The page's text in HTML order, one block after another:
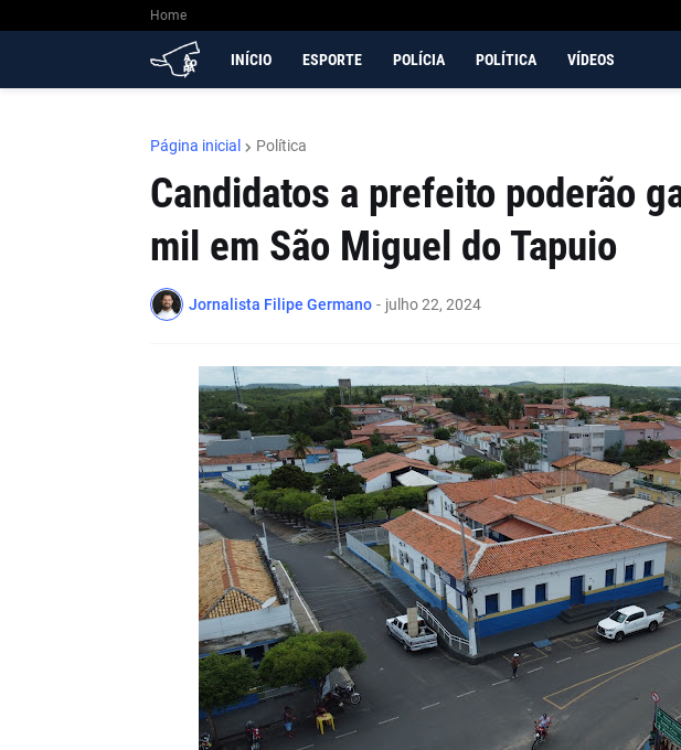
Home
INÍCIO ESPORTE POLÍCIA POLÍTICA VÍDEOS
Página inicial Política
Candidatos a prefeito poderão
mil em São Miguel do Tapuio
Jornalista Filipe Germano - julho 22, 2024